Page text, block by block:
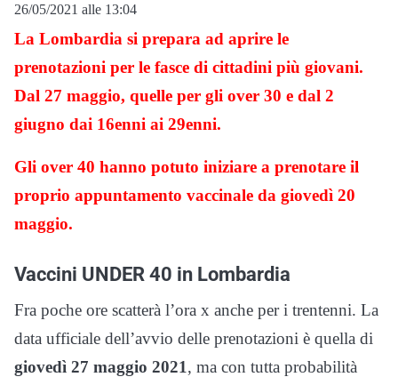
26/05/2021 alle 13:04
La Lombardia si prepara ad aprire le
prenotazioni per le fasce di cittadini più giovani.
Dal 27 maggio, quelle per gli over 30 e dal 2
giugno dai 16enni ai 29enni.
Gli over 40 hanno potuto iniziare a prenotare il
proprio appuntamento vaccinale da giovedì 20
maggio.
Vaccini UNDER 40 in Lombardia
Fra poche ore scatterà l’ora x anche per i trentenni. La
data ufficiale dell’avvio delle prenotazioni è quella di
giovedì 27 maggio 2021, ma con tutta probabilità